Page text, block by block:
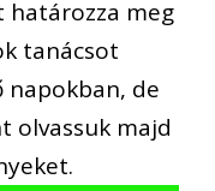
határozza meg
tanácsot
napokban, de
olvassuk majd